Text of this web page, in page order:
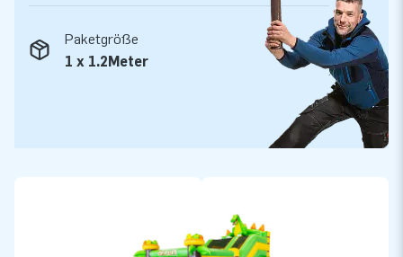
JB Hüpfburgen hat eine riesige Auswahl und mehr als 3000
Hüpfburgen auf Lager. Damit ist JB Hüpfburgen ein führender
Lieferant von aufblasbaren Produkten. Suchen Sie eine
aufblasbare Rutsche oder eine andere aufblasbare Hüpfburg?
Und soll es sofort lieferbar sein oder bevorzugen Sie eine
maßgeschneiderte Gestaltung? Was auch immer Ihre
Wünsche sind - bei uns werden Sie sicher fündig!
Paketgröße
1 x 1.2Meter